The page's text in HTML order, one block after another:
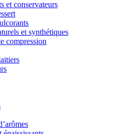
et conservateurs
et synthétiques
compression